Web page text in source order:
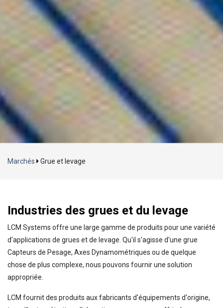
Chargement...
Marchés Grue et levage
Industries des grues et du levage
LCM Systems offre une large gamme de produits pour une variété
d'applications de grues et de levage. Qu'il s'agisse d'une grue
Capteurs de Pesage, Axes Dynamométriques ou de quelque
chose de plus complexe, nous pouvons fournir une solution
appropriée.
LCM fournit des produits aux fabricants d'équipements d'origine,